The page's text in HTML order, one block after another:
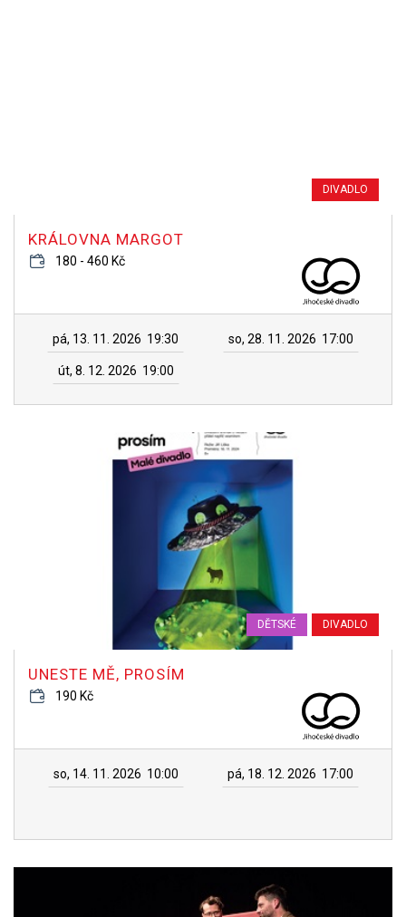
DIVADLO
KRÁLOVNA MARGOT
180 - 460 Kč
pá, 13. 11. 2026 19:30 so, 28. 11. 2026 17:00
út, 8. 12. 2026 19:00
DĚTSKÉ DIVADLO
UNESTE MĚ, PROSÍM
190 Kč
so, 14. 11. 2026 10:00 pá, 18. 12. 2026 17:00